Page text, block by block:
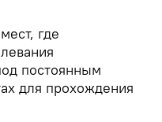
где
постоянным
для прохождения